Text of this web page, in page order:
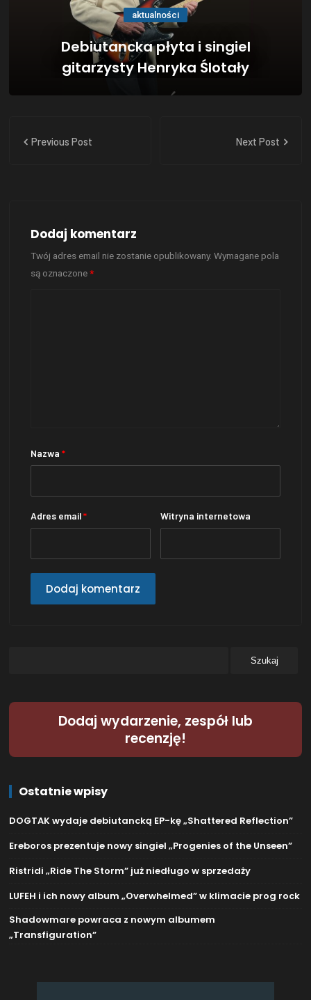
aktualności
Debiutancka płyta i singiel
gitarzysty Henryka Ślotały
Previous Post Next Post
Dodaj komentarz
Twój adres email nie zostanie opublikowany. Wymagane pola
są oznaczone*
Nazwa*
Adres email* Witryna internetowa
Dodaj wydarzenie, zespół lub
recenzję!
Ostatnie wpisy
DOGTAK wydaje debiutancką EP-kę „Shattered Reflection”
Ereboros prezentuje nowy singiel „Progenies of the Unseen”
Ristridi „Ride The Storm” już niedługo w sprzedaży
LUFEH i ich nowy album „Overwhelmed” w klimacie prog rock
Shadowmare powraca z nowym albumem
„Transfiguration”